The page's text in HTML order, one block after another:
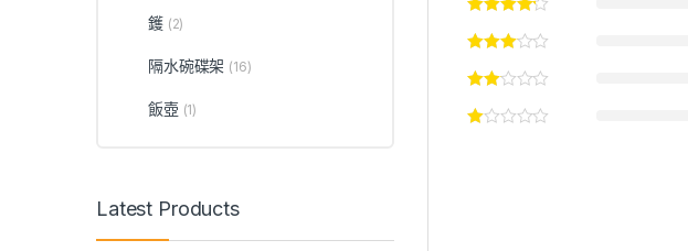
鑊 (2)
隔水碗碟架 (16)
飯壺 (1)
Latest Products